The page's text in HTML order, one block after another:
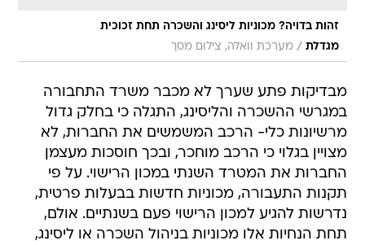
זהות בדויה? מכוניות ליסינג והשכרה תחת זכוכית
מגדלת / מערכת וואלה, צילום מסך
מבדיקות פתע שערך לא מכבר משרד התחבורה
במגרשי ההשכרה והליסינג, התגלה כי בחלק גדול
מרשיונות כלי- הרכב המשמשים את החברות, לא
מצויין בגלוי כי הרכב מוחכר, ובכך חוסכות מעצמן
החברות את המטרד השנתי במכון הרישוי. על פי
תקנות התעבורה, מכוניות חדשות בבעלות פרטית,
נדרשות להגיע למכון הרישוי פעם בשנתיים. אולם,
תחת הנחיות אלו מכוניות בניהול השכרה או ליסינג,